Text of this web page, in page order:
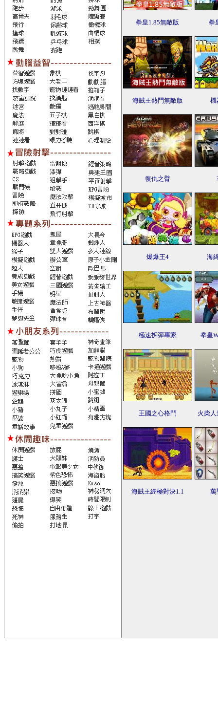
拳皇1.85無敵版 拳
海賊王熱鬥無敵版 機
復仇之臂
爆爆王4 海
極速拆彈專家 拳皇
王國之心格鬥 火柴
海賊王終極對決1.1 萬